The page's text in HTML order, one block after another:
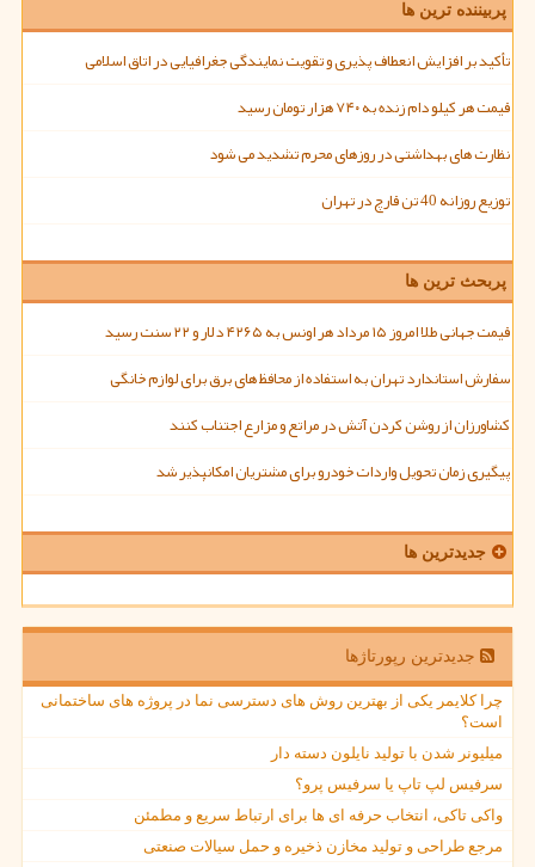
پربیننده ترین ها
تأکید بر افزایش انعطاف پذیری و تقویت نمایندگی جغرافیایی در اتاق اسلامی
قیمت هر کیلو دام زنده به ۷۴۰ هزار تومان رسید
نظارت های بهداشتی در روزهای محرم تشدید می شود
توزیع روزانه 40 تن قارچ در تهران
پربحث ترین ها
قیمت جهانی طلا امروز ۱۵ مرداد هر اونس به ۴۲۶۵ دلار و ۲۲ سنت رسید
سفارش استاندارد تهران به استفاده از محافظ های برق برای لوازم خانگی
کشاورزان از روشن کردن آتش در مراتع و مزارع اجتناب کنند
پیگیری زمان تحویل واردات خودرو برای مشتریان امکانپذیر شد
جدیدترین ها
جدیدترین رپورتاژها
چرا کلایمر یکی از بهترین روش های دسترسی نما در پروژه های ساختمانی
است؟
میلیونر شدن با تولید نایلون دسته دار
سرفیس لپ تاپ یا سرفیس پرو؟
واکی تاکی، انتخاب حرفه ای ها برای ارتباط سریع و مطمئن
مرجع طراحی و تولید مخازن ذخیره و حمل سیالات صنعتی